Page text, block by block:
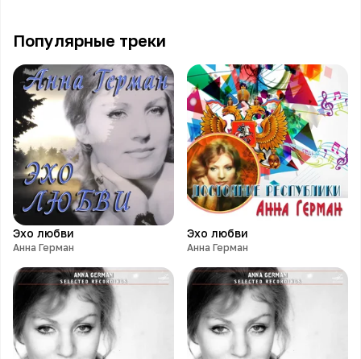
Популярные треки
Эхо любви
Анна Герман
Эхо любви
Анна Герман